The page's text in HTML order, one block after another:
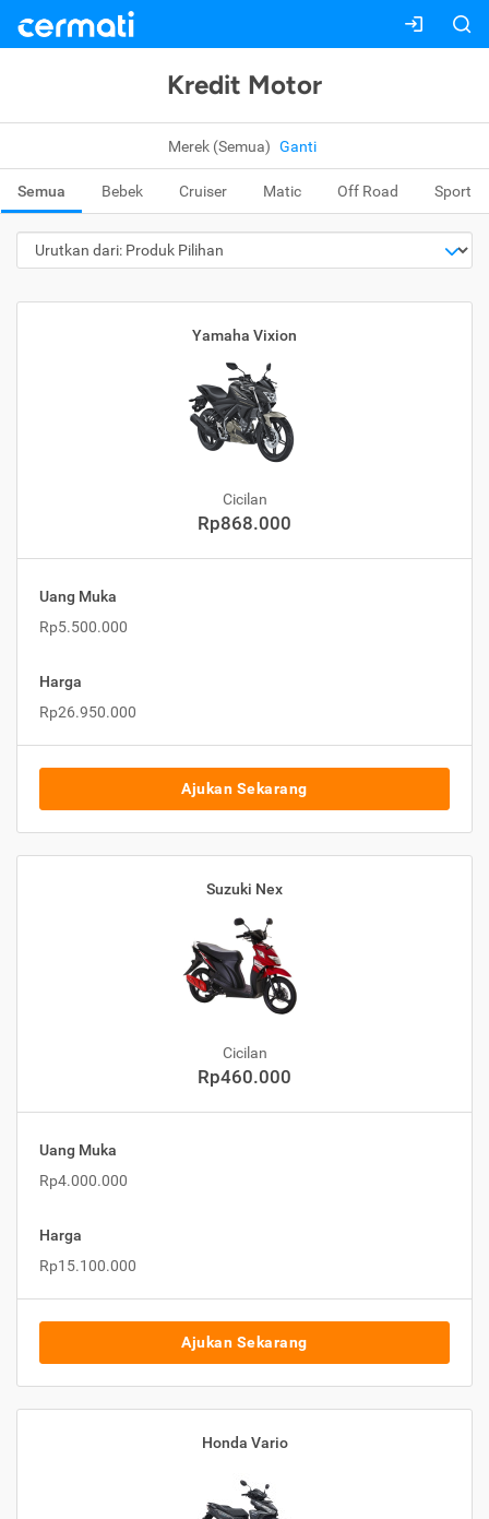
Kredit Motor
Merek (Semua) Ganti
Semua Bebek Cruiser Matic Off Road Sport
Yamaha Vixion
Cicilan
Rp868.000
Uang Muka
Rp5.500.000
Harga
Rp26.950.000
Ajukan Sekarang
Suzuki Nex
Cicilan
Rp460.000
Uang Muka
Rp4.000.000
Harga
Rp15.100.000
Ajukan Sekarang
Honda Vario